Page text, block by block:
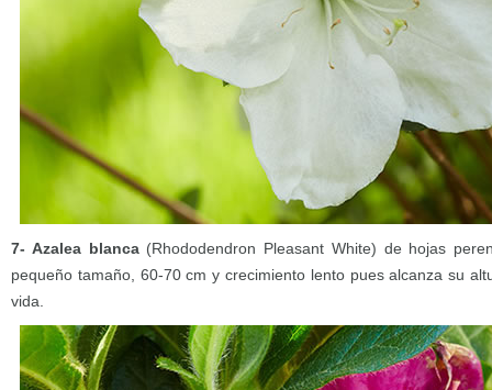
7- Azalea blanca(Rhododendron Pleasant White) de hojas
pequeño tamaño, 60-70 cm y crecimiento lento pues alcanza su
vida.